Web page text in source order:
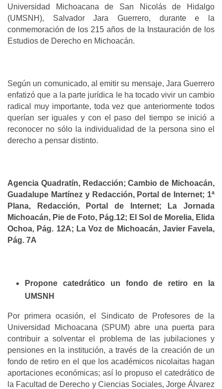
Universidad Michoacana de San Nicolás de Hidalgo
(UMSNH), Salvador Jara Guerrero, durante e la
conmemoración de los 215 años de la Instauración de los
Estudios de Derecho en Michoacán.
Según un comunicado, al emitir su mensaje, Jara Guerrero
enfatizó que a la parte jurídica le ha tocado vivir un cambio
radical muy importante, toda vez que anteriormente todos
querían ser iguales y con el paso del tiempo se inició a
reconocer no sólo la individualidad de la persona sino el
derecho a pensar distinto.
Agencia Quadratín, Redacción; Cambio de Michoacán,
Guadalupe Martínez y Redacción, Portal de Internet; 1ª
Plana, Redacción, Portal de Internet; La Jornada
Michoacán, Pie de Foto, Pág.12; El Sol de Morelia, Elida
Ochoa, Pág. 12A; La Voz de Michoacán, Javier Favela,
Pág. 7A
Propone catedrático un fondo de retiro en la
UMSNH
Por primera ocasión, el Sindicato de Profesores de la
Universidad Michoacana (SPUM) abre una puerta para
contribuir a solventar el problema de las jubilaciones y
pensiones en la institución, a través de la creación de un
fondo de retiro en el que los académicos nicolaitas hagan
aportaciones económicas; así lo propuso el catedrático de
la Facultad de Derecho y Ciencias Sociales, Jorge Álvarez